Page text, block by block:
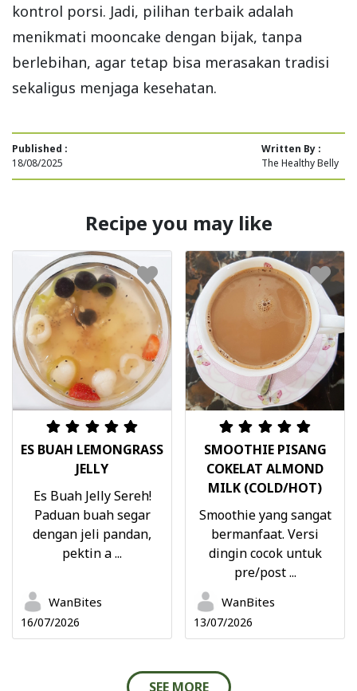
kontrol porsi. Jadi, pilihan terbaik adalah
menikmati mooncake dengan bijak, tanpa
berlebihan, agar tetap bisa merasakan tradisi
sekaligus menjaga kesehatan.
Published :
18/08/2025
Written By :
The Healthy Belly
Recipe you may like
ES BUAH LEMONGRASS
JELLY
Es Buah Jelly Sereh!
Paduan buah segar
dengan jeli pandan,
pektin a ...
WanBites
16/07/2026
SMOOTHIE PISANG
COKELAT ALMOND
MILK (COLD/HOT)
Smoothie yang sangat
bermanfaat. Versi
dingin cocok untuk
pre/post ...
WanBites
13/07/2026
SEE MORE